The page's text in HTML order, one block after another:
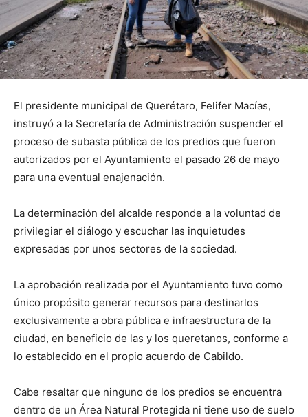
El presidente municipal de Querétaro, Felifer Macías,
instruyó a la Secretaría de Administración suspender el
proceso de subasta pública de los predios que fueron
autorizados por el Ayuntamiento el pasado 26 de mayo
para una eventual enajenación.
La determinación del alcalde responde a la voluntad de
privilegiar el diálogo y escuchar las inquietudes
expresadas por unos sectores de la sociedad.
La aprobación realizada por el Ayuntamiento tuvo como
único propósito generar recursos para destinarlos
exclusivamente a obra pública e infraestructura de la
ciudad, en beneficio de las y los queretanos, conforme a
lo establecido en el propio acuerdo de Cabildo.
Cabe resaltar que ninguno de los predios se encuentra
dentro de un Área Natural Protegida ni tiene uso de suelo